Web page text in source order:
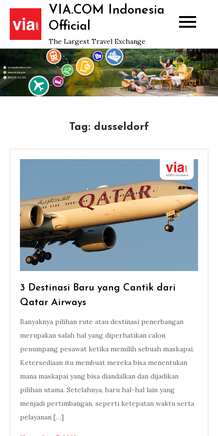
Skip
content
VIA.COM Indonesia
Official
The Largest Travel Exchange
Tag: dusseldorf
3 Destinasi Baru yang Cantik dari
Qatar Airways
Banyaknya pilihan rute atau destinasi penerbangan
merupakan salah hal yang diperhatikan calon
penumpang pesawat ketika memilih sebuah maskapai.
Ketersediaan itu membuat mereka bisa menentukan
mana maskapai yang bisa diandalkan dan dijadikan
pilihan utama. Setelahnya, baru hal-hal lain yang
menjadi pertimbangan, seperti ketepatan waktu serta
pelayanan […]